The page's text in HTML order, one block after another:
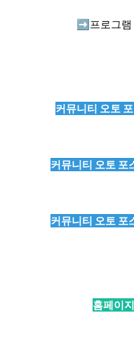
➡️ 프로그
커뮤니티 오토
커뮤니티 오토
커뮤니티 오토
홈페이